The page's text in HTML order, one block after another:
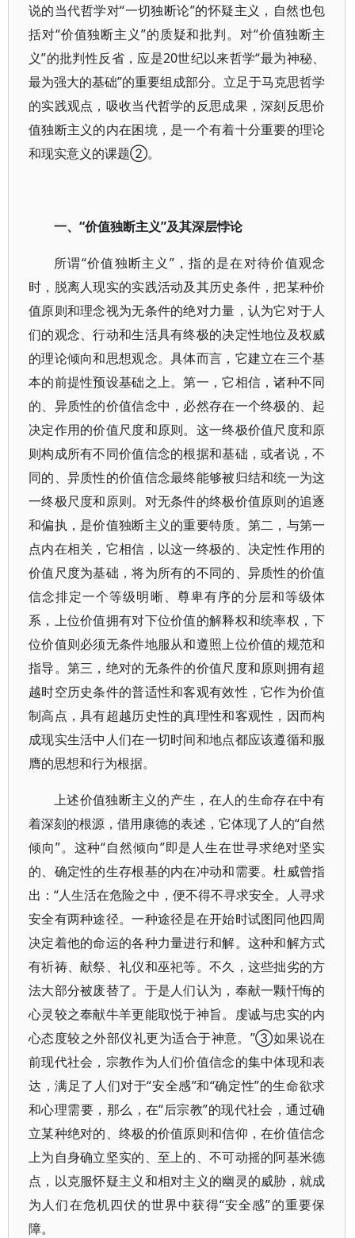
说的当代哲学对“一切独断论”的怀疑主义，自然也包
括对“价值独断主义”的质疑和批判。对“价值独断主
义”的批判性反省，应是20世纪以来哲学“最为神秘、
最为强大的基础”的重要组成部分。立足于马克思哲学
的实践观点，吸收当代哲学的反思成果，深刻反思价
值独断主义的内在困境，是一个有着十分重要的理论
和现实意义的课题②。
一、“价值独断主义”及其深层悖论
所谓“价值独断主义”，指的是在对待价值观念
时，脱离人现实的实践活动及其历史条件，把某种价
值原则和理念视为无条件的绝对力量，认为它对于人
们的观念、行动和生活具有终极的决定性地位及权威
的理论倾向和思想观念。具体而言，它建立在三个基
本的前提性预设基础之上。第一，它相信，诸种不同
的、异质性的价值信念中，必然存在一个终极的、起
决定作用的价值尺度和原则。这一终极价值尺度和原
则构成所有不同价值信念的根据和基础，或者说，不
同的、异质性的价值信念最终能够被归结和统一为这
一终极尺度和原则。对无条件的终极价值原则的追逐
和偏执，是价值独断主义的重要特质。第二，与第一
点内在相关，它相信，以这一终极的、决定性作用的
价值尺度为基础，将为所有的不同的、异质性的价值
信念排定一个等级明晰、尊卑有序的分层和等级体
系，上位价值拥有对下位价值的解释权和统率权，下
位价值则必须无条件地服从和遵照上位价值的规范和
指导。第三，绝对的无条件的价值尺度和原则拥有超
越时空历史条件的普适性和客观有效性，它作为价值
制高点，具有超越历史性的真理性和客观性，因而构
成现实生活中人们在一切时间和地点都应该遵循和服
膺的思想和行为根据。
上述价值独断主义的产生，在人的生命存在中有
着深刻的根源，借用康德的表述，它体现了人的“自然
倾向”。这种“自然倾向”即是人生在世寻求绝对坚实
的、确定性的生存根基的内在冲动和需要。杜威曾指
出：“人生活在危险之中，便不得不寻求安全。人寻求
安全有两种途径。一种途径是在开始时试图同他四周
决定着他的命运的各种力量进行和解。这种和解方式
有祈祷、献祭、礼仪和巫祀等。不久，这些拙劣的方
法大部分被废替了。于是人们认为，奉献一颗忏悔的
心灵较之奉献牛羊更能取悦于神旨。虔诚与忠实的内
心态度较之外部仪礼更为适合于神意。”③如果说在
前现代社会，宗教作为人们价值信念的集中体现和表
达，满足了人们对于“安全感”和“确定性”的生命欲求
和心理需要，那么，在“后宗教”的现代社会，通过确
立某种绝对的、终极的价值原则和信仰，在价值信念
上为自身确立坚实的、至上的、不可动摇的阿基米德
点，以克服怀疑主义和相对主义的幽灵的威胁，就成
为人们在危机四伏的世界中获得“安全感”的重要保
障。